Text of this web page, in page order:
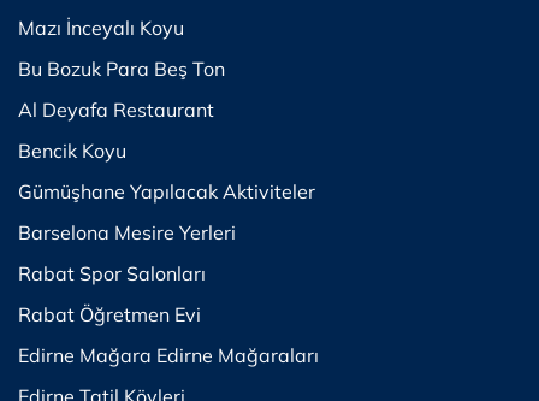
Mazı İnceyalı Koyu
Bu Bozuk Para Beş Ton
Al Deyafa Restaurant
Bencik Koyu
Gümüşhane Yapılacak Aktiviteler
Barselona Mesire Yerleri
Rabat Spor Salonları
Rabat Öğretmen Evi
Edirne Mağara Edirne Mağaraları
Edirne Tatil Köyleri